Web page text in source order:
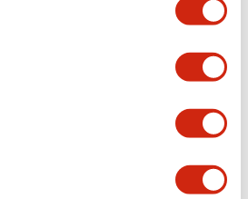
XW1E-BV403MFY
φ22 XW系列 停止用開關 XW1E-